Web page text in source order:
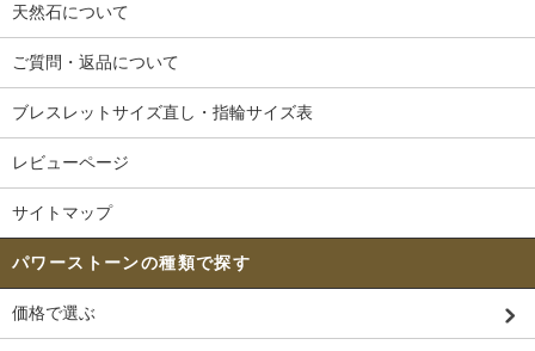
天然石について
ご質問・返品について
ブレスレットサイズ直し・指輪サイズ表
レビューページ
サイトマップ
パワーストーンの種類で探す
価格で選ぶ